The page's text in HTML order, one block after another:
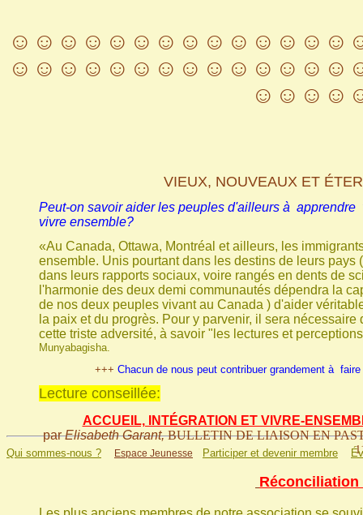
VIEUX, NOUVEAUX ET
Peut-on savoir aider les peuples d'ailleurs à
vivre ensemble?
«Au Canada, Ottawa, Montréal et ailleurs, les
ensemble. Unis pourtant dans les destins de leurs
dans leurs rapports sociaux, voire rangés en dents de
l'harmonie des deux demi communautés dépendra la
de nos deux peuples vivant au Canada ) d'aider
la paix et du progrès. Pour y parvenir, il sera
cette triste adversité, à savoir "les lectures et
Munyabagisha.
+++ Chacun de nous peut contribuer grandement à faire
Lecture conseillée:
ACCUEIL, INTÉGRATION ET VIVRE-
parElisabeth Garant,BULLETIN DE LIAISON EN
Réconciliation
Qui sommes-nous ? Espace Jeunesse Participer et devenir membre